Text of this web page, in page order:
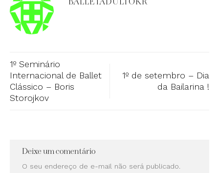
1º Seminário
Internacional de Ballet
Clássico – Boris
Storojkov
1º de setembro – Dia
da Bailarina !
Deixe um comentário
O seu endereço de e-mail não será publicado.